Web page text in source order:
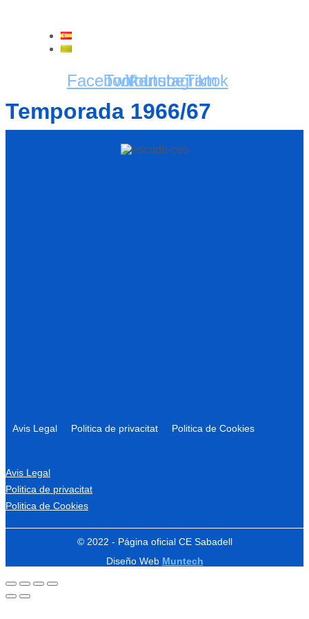
Facebook
Twitter
Youtube
Instagram
Tiktok
Temporada 1966/67
Avis Legal Politica de privacitat Politica de Cookies
Avis Legal
Politica de privacitat
Politica de Cookies
© 2022 - Página oficial CE Sabadell
Diseño Web Muntech